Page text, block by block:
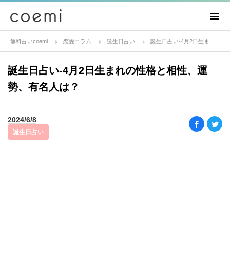
無料占いcoemi 恋愛コラム 誕生日占い
誕生日占い-4月2日生まれの性格と相性、運
勢、有名人は？
2024/6/8
誕生日占い